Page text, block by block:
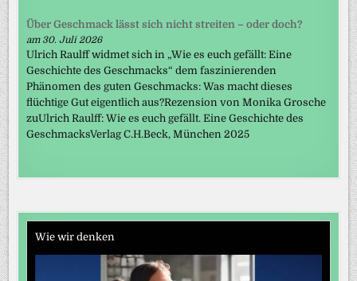
Über Geschmack lässt sich nicht streiten – oder doch?
am 30. Juli 2026
Ulrich Raulff widmet sich in „Wie es euch gefällt: Eine
Geschichte des Geschmacks“ dem faszinierenden
Phänomen des guten Geschmacks: Was macht dieses
flüchtige Gut eigentlich aus?Rezension von Monika Grosche
zuUlrich Raulff: Wie es euch gefällt. Eine Geschichte des
GeschmacksVerlag C.H.Beck, München 2025
Wie wir denken